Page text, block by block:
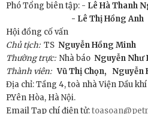
Phó Tổng biên tập: - Lê Hà Thanh
- Lê Thị Hồng Anh
Hội đồng cố vấn
Chủ tịch:TS Nguyễn Hồng Minh
Thường trực: Nhà báo Nguyễn Như
Thành viên: Vũ Thị Chọn, Nguyễn
Địa chỉ: Tầng 4, toà nhà Viện Dầu
P.Yên Hòa, Hà Nội.
Email Tạp chí điện tử: